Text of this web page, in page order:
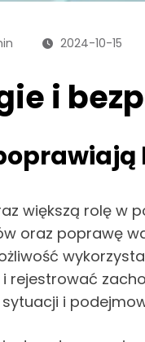
2024-10-15
i
większą rolę w
oraz poprawę
rejestrować
i